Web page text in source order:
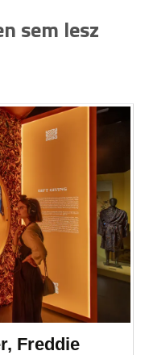
sem lesz
Freddie